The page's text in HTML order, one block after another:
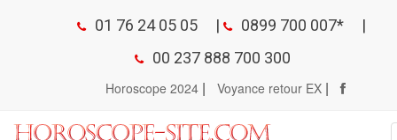
01 76 24 05 05 | 0899 700 007*
|
00 237 888 700 300
Horoscope 2024 | Voyance retour EX |